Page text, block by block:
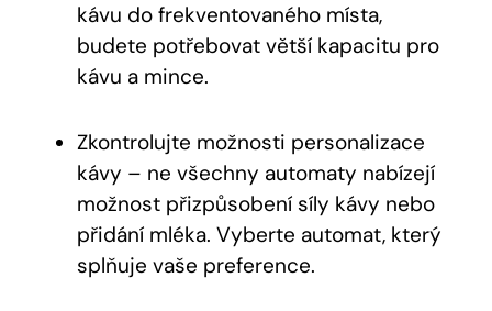
kávu do frekventovaného místa,
budete potřebovat větší kapacitu pro
kávu a mince.
Zkontrolujte možnosti personalizace
kávy – ne všechny automaty nabízejí
možnost přizpůsobení síly kávy nebo
přidání mléka. Vyberte automat, který
splňuje vaše preference.